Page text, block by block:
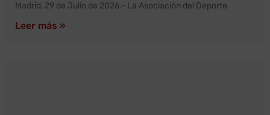
Madrid, 29 de Julio de 2026.- La Asociación del Deporte
Leer más »